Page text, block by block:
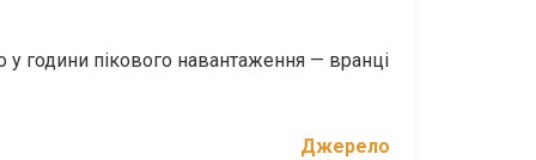
години пікового навантаження — вранці
Джерело